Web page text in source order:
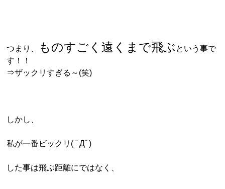
つまり、 ものすごく遠くまで飛ぶ という事で
す！！
⇒ザックリすぎる～(笑)
しかし、
私が一番ビックリ( ﾟДﾟ)
した事は飛ぶ距離にではなく、